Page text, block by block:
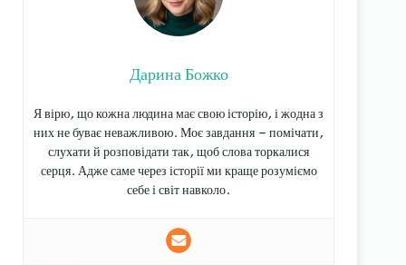
Дарина Божко
Я вірю, що кожна людина має свою історію, і жодна з
них не буває неважливою. Моє завдання — помічати,
слухати й розповідати так, щоб слова торкалися
серця. Адже саме через історії ми краще розуміємо
себе і світ навколо.